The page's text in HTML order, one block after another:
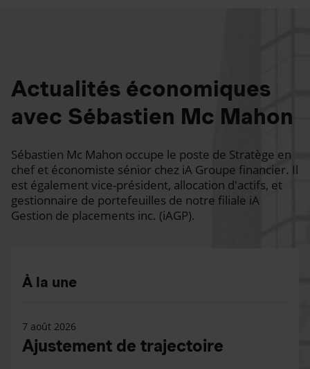
Actualités économiques
avec Sébastien Mc Mahon
Sébastien Mc Mahon occupe le poste de Stratège en
chef et économiste sénior chez iA Groupe financier. Il
est également vice-président, allocation d'actifs, et
gestionnaire de portefeuilles de notre filiale iA
Gestion de placements inc. (iAGP).
À la une
7 août 2026
Ajustement de trajectoire